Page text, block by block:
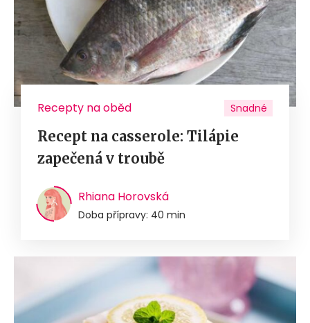
Recepty na oběd Snadné
Recept na casserole: Tilápie
zapečená v troubě
Rhiana Horovská
Doba přípravy: 40 min